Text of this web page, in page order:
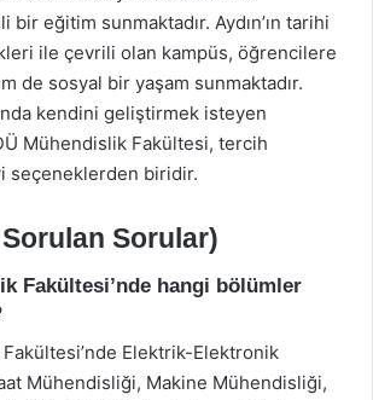
eğitim sunmaktadır. Aydın’ın tarihi
ile çevrili olan kampüs, öğrencilere
de sosyal bir yaşam sunmaktadır.
kendini geliştirmek isteyen
Mühendislik Fakültesi, tercih
seçeneklerden biridir.
Sorulan Sorular)
Fakültesi’nde hangi bölümler
Elektrik-Elektronik
Mühendisliği, Makine Mühendisliği,